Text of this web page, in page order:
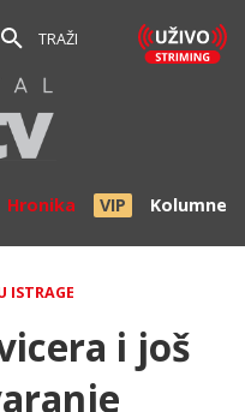
TRAŽI
Hronika VIP Kolumne
ISTRAGE
i još